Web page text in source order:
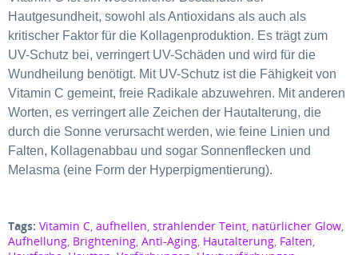
Hautgesundheit, sowohl als Antioxidans als auch als
kritischer Faktor für die Kollagenproduktion. Es trägt zum
UV-Schutz bei, verringert UV-Schäden und wird für die
Wundheilung benötigt. Mit UV-Schutz ist die Fähigkeit von
Vitamin C gemeint, freie Radikale abzuwehren. Mit anderen
Worten, es verringert alle Zeichen der Hautalterung, die
durch die Sonne verursacht werden, wie feine Linien und
Falten, Kollagenabbau und sogar Sonnenflecken und
Melasma (eine Form der Hyperpigmentierung).
Tags: Vitamin C aufhellen strahlender Teint natürlicher Glow
Aufhellung Brightening Anti-Aging Hautalterung Falten